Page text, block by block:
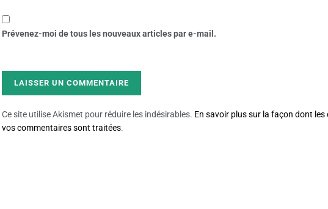
Prévenez-moi de tous les nouveaux articles par e-mail.
Ce site utilise Akismet pour réduire les indésirables. En savoir plus sur la façon dont les
vos commentaires sont traitées.